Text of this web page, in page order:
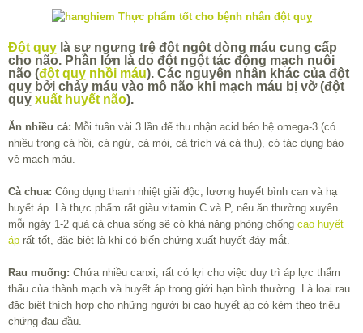
Đột quỵ là sự ngưng trệ đột ngột dòng máu cung cấp
cho não. Phần lớn là do đột ngột tác động mạch nuôi
não (đột quỵ nhồi máu). Các nguyên nhân khác của đột
quỵ bởi chảy máu vào mô não khi mạch máu bị vỡ (đột
quỵ xuất huyết não).
Ăn nhiều cá: Mỗi tuần vài 3 lần để thu nhận acid béo hệ omega-3 (có
nhiều trong cá hồi, cá ngừ, cá mòi, cá trích và cá thu), có tác dụng bảo
vệ mạch máu.
Cà chua: Công dụng thanh nhiệt giải độc, lương huyết bình can và hạ
huyết áp. Là thực phẩm rất giàu vitamin C và P, nếu ăn thường xuyên
mỗi ngày 1-2 quả cà chua sống sẽ có khả năng phòng chống cao huyết
áp rất tốt, đặc biệt là khi có biến chứng xuất huyết đáy mắt.
Rau muống: Chứa nhiều canxi, rất có lợi cho việc duy trì áp lực thẩm
thấu của thành mạch và huyết áp trong giới hạn bình thường. Là loại rau
đặc biệt thích hợp cho những người bị cao huyết áp có kèm theo triệu
chứng đau đầu.